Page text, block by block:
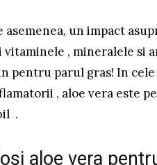
asemenea, un impact
vitaminele , mineralele si
pentru parul gras! In
, aloe vera este
.
aloe vera